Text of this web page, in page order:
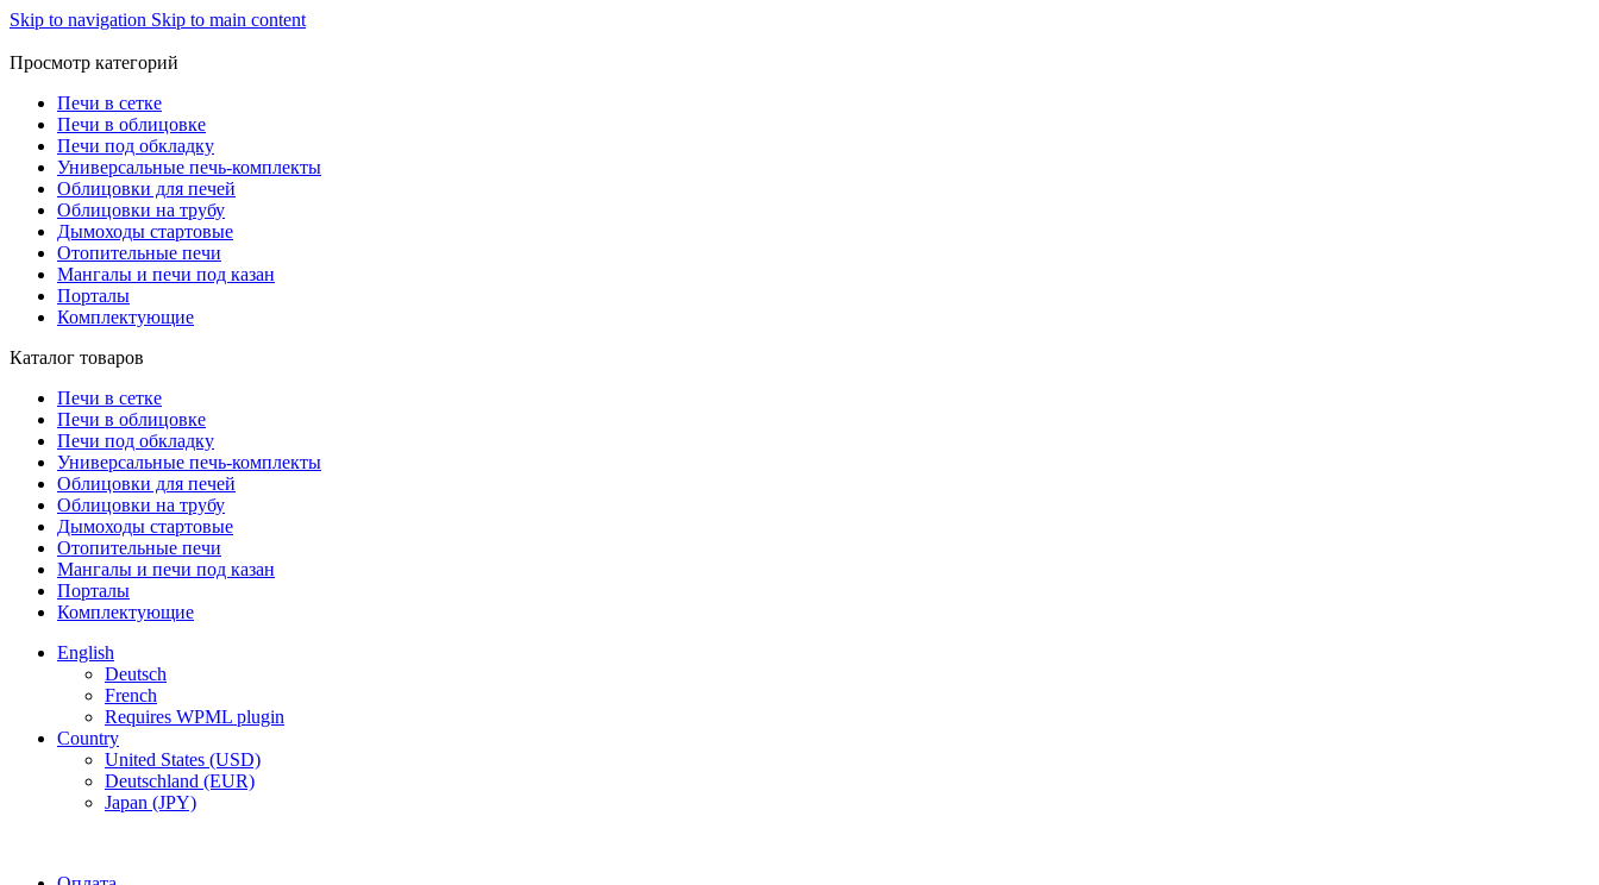
Skip to navigation Skip to main content
Просмотр категорий
Печи в сетке
Печи в облицовке
Печи под обкладку
Универсальные печь-комплекты
Облицовки для печей
Облицовки на трубу
Дымоходы стартовые
Отопительные печи
Мангалы и печи под казан
Порталы
Комплектующие
Каталог товаров
Печи в сетке
Печи в облицовке
Печи под обкладку
Универсальные печь-комплекты
Облицовки для печей
Облицовки на трубу
Дымоходы стартовые
Отопительные печи
Мангалы и печи под казан
Порталы
Комплектующие
English
Deutsch
French
Requires WPML plugin
Country
United States (USD)
Deutschland (EUR)
Japan (JPY)